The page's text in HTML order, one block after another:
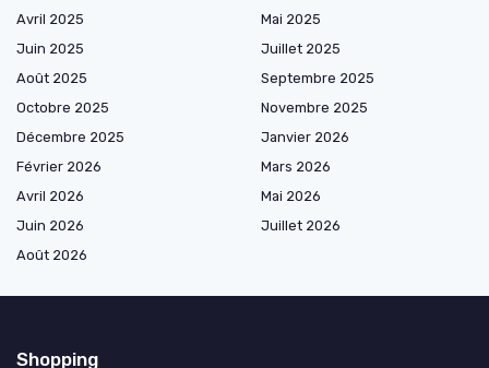
Avril 2025
Mai 2025
Juin 2025
Juillet 2025
Août 2025
Septembre 2025
Octobre 2025
Novembre 2025
Décembre 2025
Janvier 2026
Février 2026
Mars 2026
Avril 2026
Mai 2026
Juin 2026
Juillet 2026
Août 2026
Shopping